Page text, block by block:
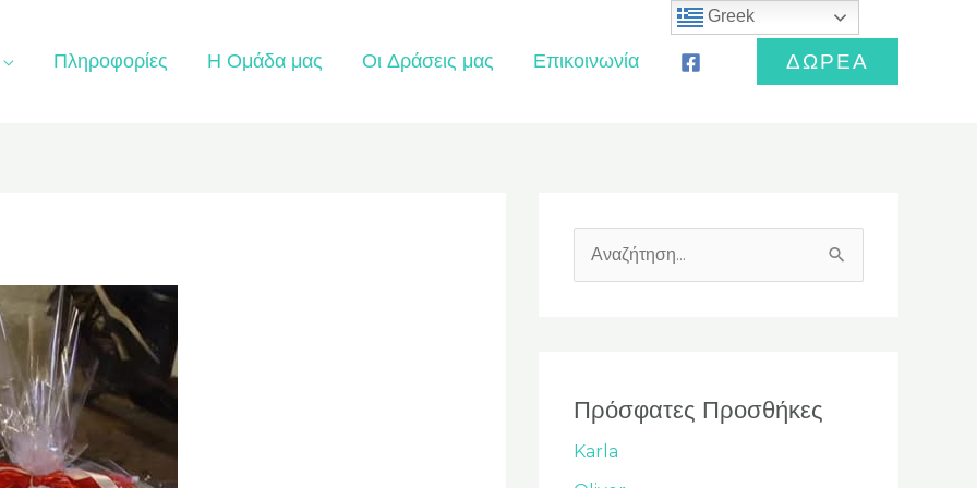
Πληροφορίες Η Ομάδα μας Οι Δράσεις μας Επικοινωνία ΔΩΡΕΑ
ή
Πρόσφατες Προσθήκες
Karla
Greek